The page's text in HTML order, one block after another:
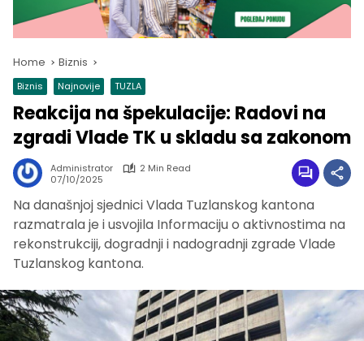
Home Biznis
Biznis Najnovije TUZLA
Reakcija na špekulacije: Radovi na
zgradi Vlade TK u skladu sa zakonom
Administrator
2 Min Read
07/10/2025
Na današnjoj sjednici Vlada Tuzlanskog kantona
razmatrala je i usvojila Informaciju o aktivnostima na
rekonstrukciji, dogradnji i nadogradnji zgrade Vlade
Tuzlanskog kantona.